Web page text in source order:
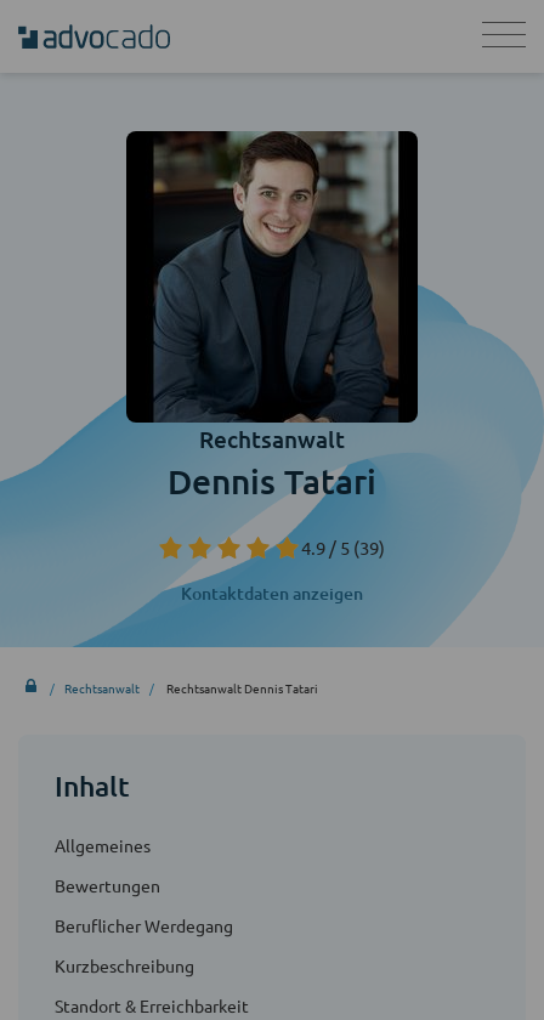
Rechtsanwalt
Dennis Tatari
4.9 / 5 (39)
Kontaktdaten anzeigen
Rechtsanwalt Rechtsanwalt Dennis Tatari
Inhalt
Allgemeines
Bewertungen
Beruflicher Werdegang
Kurzbeschreibung
Standort & Erreichbarkeit